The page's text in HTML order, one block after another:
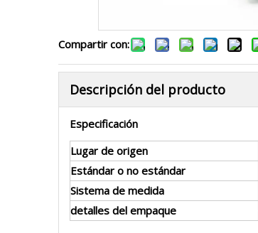
Compartir con:
Descripción del producto
Especificación
Lugar de origen
Estándar o no estándar
Sistema de medida
detalles del empaque